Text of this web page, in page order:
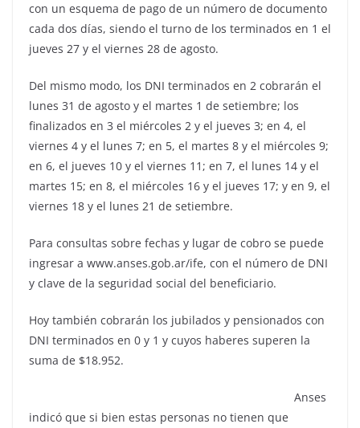
con un esquema de pago de un número de documento
cada dos días, siendo el turno de los terminados en 1 el
jueves 27 y el viernes 28 de agosto.
Del mismo modo, los DNI terminados en 2 cobrarán el
lunes 31 de agosto y el martes 1 de setiembre; los
finalizados en 3 el miércoles 2 y el jueves 3; en 4, el
viernes 4 y el lunes 7; en 5, el martes 8 y el miércoles 9;
en 6, el jueves 10 y el viernes 11; en 7, el lunes 14 y el
martes 15; en 8, el miércoles 16 y el jueves 17; y en 9, el
viernes 18 y el lunes 21 de setiembre.
Para consultas sobre fechas y lugar de cobro se puede
ingresar a www.anses.gob.ar/ife, con el número de DNI
y clave de la seguridad social del beneficiario.
Hoy también cobrarán los jubilados y pensionados con
DNI terminados en 0 y 1 y cuyos haberes superen la
suma de $18.952.
Anses
indicó que si bien estas personas no tienen que